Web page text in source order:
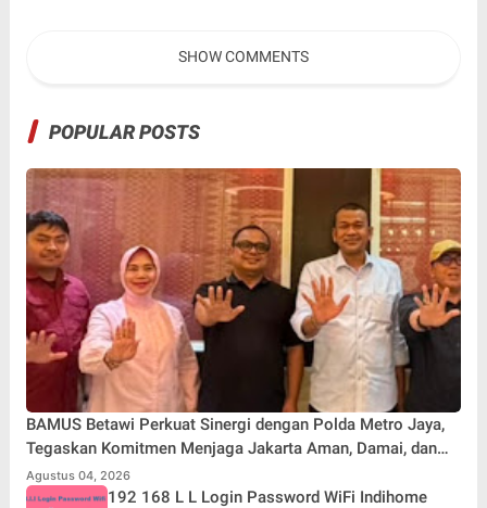
SHOW COMMENTS
POPULAR POSTS
BAMUS Betawi Perkuat Sinergi dengan Polda Metro Jaya,
Tegaskan Komitmen Menjaga Jakarta Aman, Damai, dan
Kondusif Jelang HUT ke-81 Republik Indonesia
Agustus 04, 2026
192 168 L L Login Password WiFi Indihome